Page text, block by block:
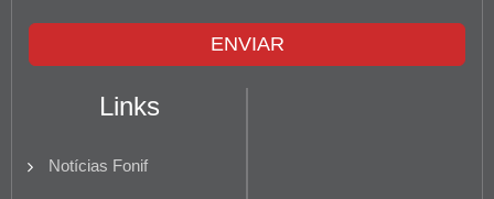
ENVIAR
Links
Notícias Fonif